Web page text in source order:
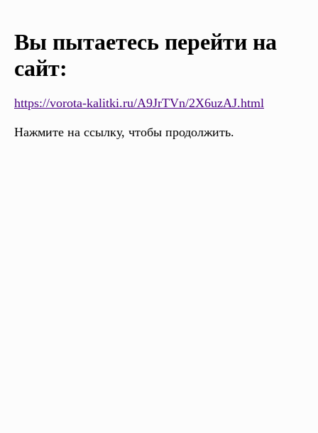
Вы пытаетесь перейти на
сайт:
https://vorota-kalitki.ru/A9JrTVn/2X6uzAJ.html
Нажмите на ссылку, чтобы продолжить.